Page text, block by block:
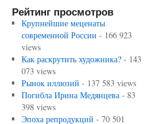
Рейтинг просмотров
Крупнейшие меценаты
современной России - 166 923
views
Как раскрутить художника?- 143
073 views
Рынок иллюзий - 137 583 views
Погибла Ирина Медянцева- 83
398 views
Эпоха репродукций - 70 501